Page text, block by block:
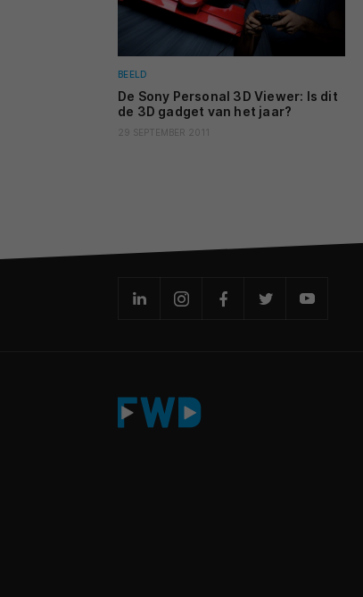
BEELD
De Sony Personal 3D Viewer: Is dit
de 3D gadget van het jaar?
29 SEPTEMBER 2011